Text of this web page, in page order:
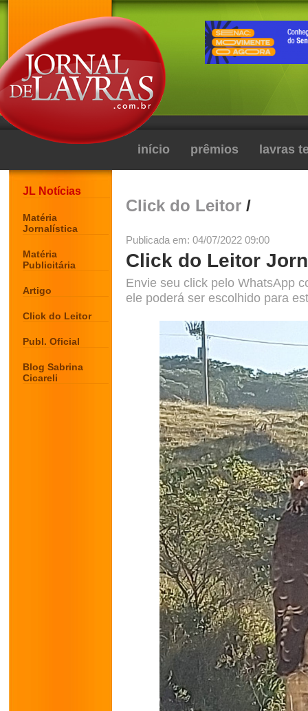
início prêmios lavras
JL Notícias
Matéria
Jornalística
Matéria
Publicitária
Artigo
Click do Leitor
Publ. Oficial
Blog Sabrina
Cicareli
Click do Leitor /
Publicada em: 04/07/2022 09:00
Click do Leitor
Envie seu click pelo WhatsApp
ele poderá ser escolhido para